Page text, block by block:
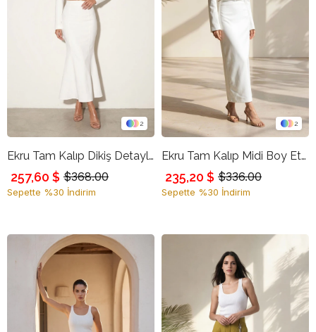
2
Ekru Tam Kalıp Dikiş Detaylı Midi Boy Etek
$368.00
257,60 $
Sepette %30 İndirim
2
Ekru Tam Kalıp Midi Boy Etek
$336.00
235,20 $
Sepette %30 İndirim